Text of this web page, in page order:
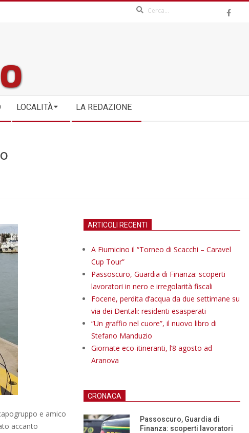
LOCALITÀ LA REDAZIONE
e amico
accanto
ARTICOLI RECENTI
A Fiumicino il “Torneo di Scacchi – Caravel
Cup Tour”
Passoscuro, Guardia di Finanza: scoperti
lavoratori in nero e irregolarità fiscali
Focene, perdita d’acqua da due settimane su
via dei Dentali: residenti esasperati
“Un graffio nel cuore”, il nuovo libro di
Stefano Manduzio
Giornate eco-itineranti, l’8 agosto ad
Aranova
CRONACA
Passoscuro, Guardia di
Finanza: scoperti lavoratori